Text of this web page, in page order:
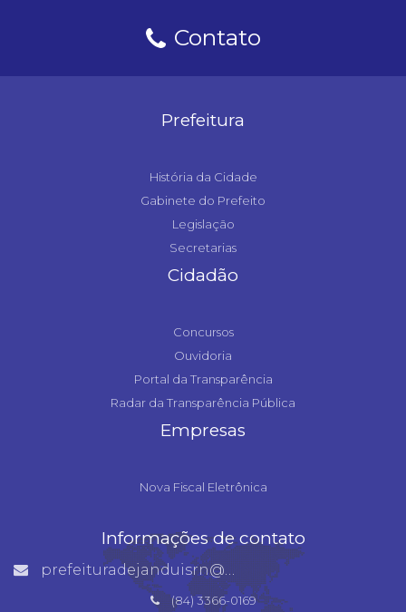
Contato
Prefeitura
História da Cidade
Gabinete do Prefeito
Legislação
Secretarias
Cidadão
Concursos
Ouvidoria
Portal da Transparência
Radar da Transparência Pública
Empresas
Nova Fiscal Eletrônica
Informações de contato
prefeituradejanduisrn@gmail.com
(84) 3366-0169